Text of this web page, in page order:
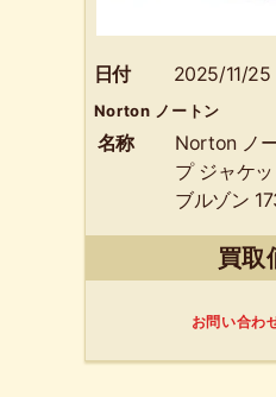
日付 2025/11/25
Norton ノートン
名称
Norton ノ
プ ジャケ
ブルゾン
買取
お問い合わ